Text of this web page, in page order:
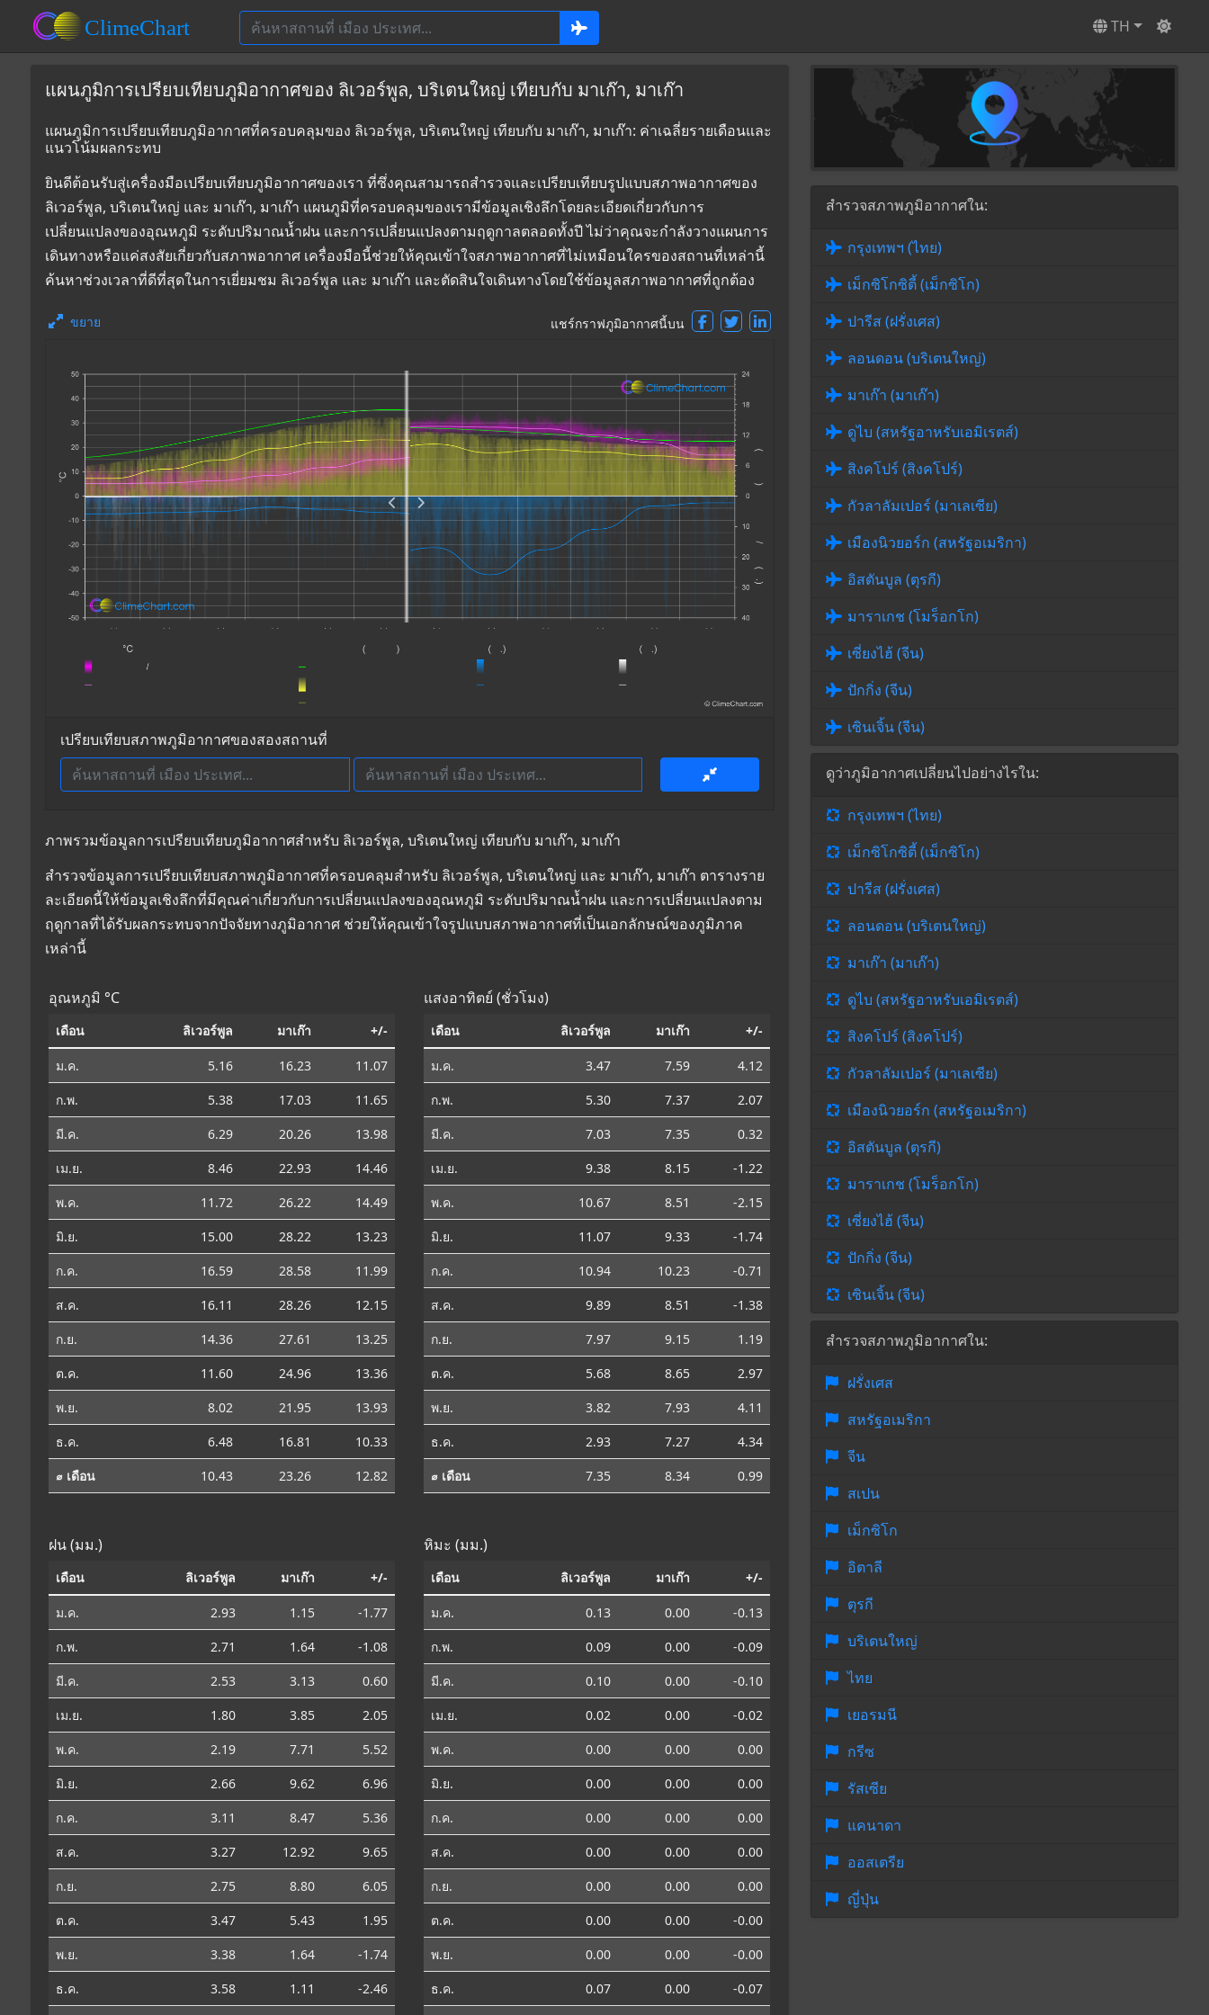
TH
แผนภูมิการเปรียบเทียบภูมิอากาศของ ลิเวอร์พูล, บริเตนใหญ่ เทียบกับ มาเก๊า, มาเก๊า
แผนภูมิการเปรียบเทียบภูมิอากาศที่ครอบคลุมของ ลิเวอร์พูล, บริเตนใหญ่ เทียบกับ มาเก๊า, มาเก๊า: ค่าเฉลี่ยรายเดือนและ
แนวโน้มผลกระทบ
ยินดีต้อนรับสู่เครื่องมือเปรียบเทียบภูมิอากาศของเรา ที่ซึ่งคุณสามารถสำรวจและเปรียบเทียบรูปแบบสภาพอากาศของ
ลิเวอร์พูล, บริเตนใหญ่ และ มาเก๊า, มาเก๊า แผนภูมิที่ครอบคลุมของเรามีข้อมูลเชิงลึกโดยละเอียดเกี่ยวกับการ
เปลี่ยนแปลงของอุณหภูมิ ระดับปริมาณน้ำฝน และการเปลี่ยนแปลงตามฤดูกาลตลอดทั้งปี ไม่ว่าคุณจะกำลังวางแผนการ
เดินทางหรือแค่สงสัยเกี่ยวกับสภาพอากาศ เครื่องมือนี้ช่วยให้คุณเข้าใจสภาพอากาศที่ไม่เหมือนใครของสถานที่เหล่านี้
ค้นหาช่วงเวลาที่ดีที่สุดในการเยี่ยมชม ลิเวอร์พูล และ มาเก๊า และตัดสินใจเดินทางโดยใช้ข้อมูลสภาพอากาศที่ถูกต้อง
ขยาย แชร์กราฟภูมิอากาศนี้บน
เปรียบเทียบสภาพภูมิอากาศของสองสถานที่
ภาพรวมข้อมูลการเปรียบเทียบภูมิอากาศสำหรับ ลิเวอร์พูล, บริเตนใหญ่ เทียบกับ มาเก๊า, มาเก๊า
สำรวจข้อมูลการเปรียบเทียบสภาพภูมิอากาศที่ครอบคลุมสำหรับ ลิเวอร์พูล, บริเตนใหญ่ และ มาเก๊า, มาเก๊า ตารางราย
ละเอียดนี้ให้ข้อมูลเชิงลึกที่มีคุณค่าเกี่ยวกับการเปลี่ยนแปลงของอุณหภูมิ ระดับปริมาณน้ำฝน และการเปลี่ยนแปลงตาม
ฤดูกาลที่ได้รับผลกระทบจากปัจจัยทางภูมิอากาศ ช่วยให้คุณเข้าใจรูปแบบสภาพอากาศที่เป็นเอกลักษณ์ของภูมิภาค
เหล่านี้
อุณหภูมิ °C
เดือน ลิเวอร์พูล มาเก๊า +/-
ม.ค. 5.16 16.23
11.07
ก.พ.
5.38 17.03
11.65
มี.ค.
6.29 20.26
13.98
เม.ย.
8.46 22.93
14.46
พ.ค.
11.72 26.22
14.49
มิ.ย.
15.00 28.22
13.23
ก.ค.
16.59 28.58
11.99
ส.ค.
16.11 28.26
12.15
ก.ย.
14.36 27.61
13.25
ต.ค.
11.60 24.96
13.36
พ.ย.
8.02 21.95
13.93
ธ.ค.
6.48 16.81
10.33
⌀ เดือน
10.43 23.26 12.82
แสงอาทิตย์ (ชั่วโมง)
เดือน ลิเวอร์พูล มาเก๊า +/-
ม.ค. 3.47 7.59
4.12
ก.พ.
5.30 7.37
2.07
มี.ค.
7.03 7.35
0.32
เม.ย.
9.38 8.15
-1.22
พ.ค.
10.67 8.51
-2.15
มิ.ย.
11.07 9.33
-1.74
ก.ค.
10.94 10.23
-0.71
ส.ค.
9.89 8.51
-1.38
ก.ย.
7.97 9.15
1.19
ต.ค.
5.68 8.65
2.97
พ.ย.
3.82 7.93
4.11
ธ.ค.
2.93 7.27
4.34
⌀ เดือน
7.35 8.34 0.99
ฝน (มม.)
เดือน ลิเวอร์พูล มาเก๊า +/-
ม.ค. 2.93 1.15
-1.77
ก.พ.
2.71 1.64
-1.08
มี.ค.
2.53 3.13
0.60
เม.ย.
1.80 3.85
2.05
พ.ค.
2.19 7.71
5.52
มิ.ย.
2.66 9.62
6.96
ก.ค.
3.11 8.47
5.36
ส.ค.
3.27 12.92
9.65
ก.ย.
2.75 8.80
6.05
ต.ค.
3.47 5.43
1.95
พ.ย.
3.38 1.64
-1.74
ธ.ค.
3.58 1.11
-2.46
หิมะ (มม.)
เดือน ลิเวอร์พูล มาเก๊า +/-
ม.ค. 0.13 0.00
-0.13
ก.พ.
0.09 0.00
-0.09
มี.ค.
0.10 0.00
-0.10
เม.ย.
0.02 0.00
-0.02
พ.ค.
0.00 0.00
0.00
มิ.ย.
0.00 0.00
0.00
ก.ค.
0.00 0.00
0.00
ส.ค.
0.00 0.00
0.00
ก.ย.
0.00 0.00
0.00
ต.ค.
0.00 0.00
-0.00
พ.ย.
0.00 0.00
-0.00
ธ.ค.
0.07 0.00
-0.07
สำรวจสภาพภูมิอากาศใน:
กรุงเทพฯ (ไทย)
เม็กซิโกซิตี้ (เม็กซิโก)
ปารีส (ฝรั่งเศส)
ลอนดอน (บริเตนใหญ่)
มาเก๊า (มาเก๊า)
ดูไบ (สหรัฐอาหรับเอมิเรตส์)
สิงคโปร์ (สิงคโปร์)
กัวลาลัมเปอร์ (มาเลเซีย)
เมืองนิวยอร์ก (สหรัฐอเมริกา)
อิสตันบูล (ตุรกี)
มาราเกช (โมร็อกโก)
เซี่ยงไฮ้ (จีน)
ปักกิ่ง (จีน)
เซินเจิ้น (จีน)
ดูว่าภูมิอากาศเปลี่ยนไปอย่างไรใน:
กรุงเทพฯ (ไทย)
เม็กซิโกซิตี้ (เม็กซิโก)
ปารีส (ฝรั่งเศส)
ลอนดอน (บริเตนใหญ่)
มาเก๊า (มาเก๊า)
ดูไบ (สหรัฐอาหรับเอมิเรตส์)
สิงคโปร์ (สิงคโปร์)
กัวลาลัมเปอร์ (มาเลเซีย)
เมืองนิวยอร์ก (สหรัฐอเมริกา)
อิสตันบูล (ตุรกี)
มาราเกช (โมร็อกโก)
เซี่ยงไฮ้ (จีน)
ปักกิ่ง (จีน)
เซินเจิ้น (จีน)
สำรวจสภาพภูมิอากาศใน:
ฝรั่งเศส
สหรัฐอเมริกา
จีน
สเปน
เม็กซิโก
อิตาลี
ตุรกี
บริเตนใหญ่
ไทย
เยอรมนี
กรีซ
รัสเซีย
แคนาดา
ออสเตรีย
ญี่ปุ่น